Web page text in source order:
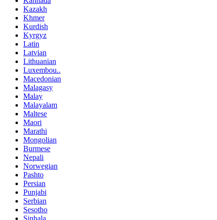
Kazakh
Khmer
Kurdish
Kyrgyz
Latin
Latvian
Lithuanian
Luxembou..
Macedonian
Malagasy
Malay
Malayalam
Maltese
Maori
Marathi
Mongolian
Burmese
Nepali
Norwegian
Pashto
Persian
Punjabi
Serbian
Sesotho